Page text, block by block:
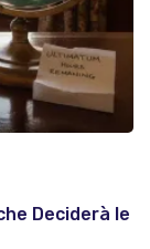
Deciderà le